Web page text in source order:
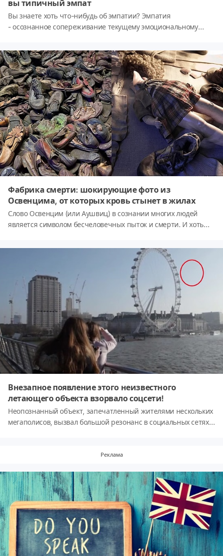
вы типичный эмпат
Вы знаете хоть что-нибудь об эмпатии? Эмпатия
- осознанное сопереживание текущему эмоциональному
происхождения этого переживания. Соответственно эмпатом
можно назвать человека с развитой способностью к
сопереживанию. Быть эмпатом означает ощущать энергию
других людей, иметь врождённую способность интуитивно
чувствовать и воспринимать их. Как думаете, относитесь ли
вы к таким людям? А это легко проверить! Ниже
представлены черты, которые характерны эмпатам. Если вы
узнаете себя больше, чем в трёх пунктах, то и вас можно
назвать таковым.
Фабрика смерти: шокирующие фото из
Освенцима, от которых кровь стынет в жилах
Слово Освенцим (или Аушвиц) в сознании многих людей
является символом бесчеловечных пыток и смерти. И хоть
события, происходившие в лагерях, были преувеличены и
сфабрикованы, следующие фото, сделанные в одном из таких
мест, заставляют кровь стыть в жилах, а волосы шевелиться
от ужаса.Автор фотографий российский путешественник и
блогер - Сергей Анашкевич. Больше о путешествии на
фабрику смерти, а именно так он назвал это место, можете
почитать в его блоге.
Внезапное появление этого неизвестного
летающего объекта взорвало соцсети!
Неопознанный объект, запечатленный жителями нескольких
мегаполисов, вызвал большой резонанс в социальных сетях.
объект летит со скоростью света, взрывается, а потом
Реклама